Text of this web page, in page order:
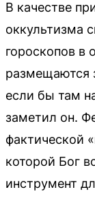
В качестве
оккультизма
гороскопов в
размещаются
если бы там
заметил он.
фактической
которой Бог
инструмент